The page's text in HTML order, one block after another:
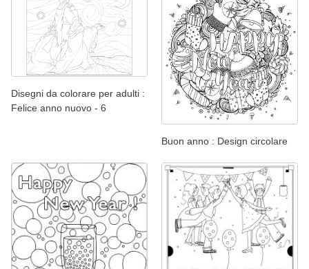
Disegni da colorare per adulti :
Felice anno nuovo - 6
Buon anno : Design circolare